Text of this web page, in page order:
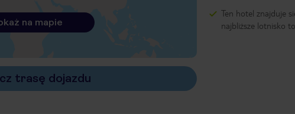
Ten hotel znajduje
najbliższe lotnisko
na mapie
trasę dojazdu